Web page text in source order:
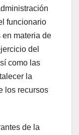
funcionario
materia de
del
como las
la
los recursos
de la